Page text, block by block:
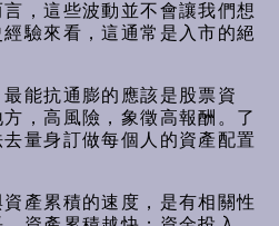
，這些波動並不會讓我們想
驗來看，這通常是入市的絕
能抗通膨的應該是股票資
，高風險，象徵高報酬。了
量身訂做每個人的資產配置
產累積的速度，是有相關性